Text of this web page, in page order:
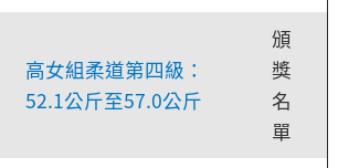
高女組柔道第四級：
52.1公斤至57.0公斤
頒
獎
名
單